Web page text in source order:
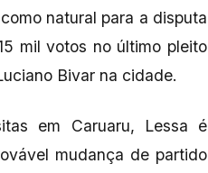
natural para a disputa
mil votos no último pleito
Bivar na cidade.
em Caruaru, Lessa é
mudança de partido